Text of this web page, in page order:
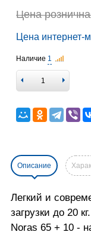
Цена
Цена интернет-
Наличие 1
Описание
Легкий и
загрузки до 20
Noras 65 + 10 -